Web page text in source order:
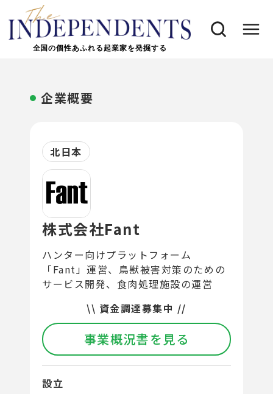
全国の個性あふれる起業家を発掘する
企業概要
北日本
株式会社Fant
ハンター向けプラットフォーム
「Fant」運営、鳥獣被害対策のための
サービス開発、食肉処理施設の運営
\\ 資金調達募集中 //
事業概況書を見る
設立